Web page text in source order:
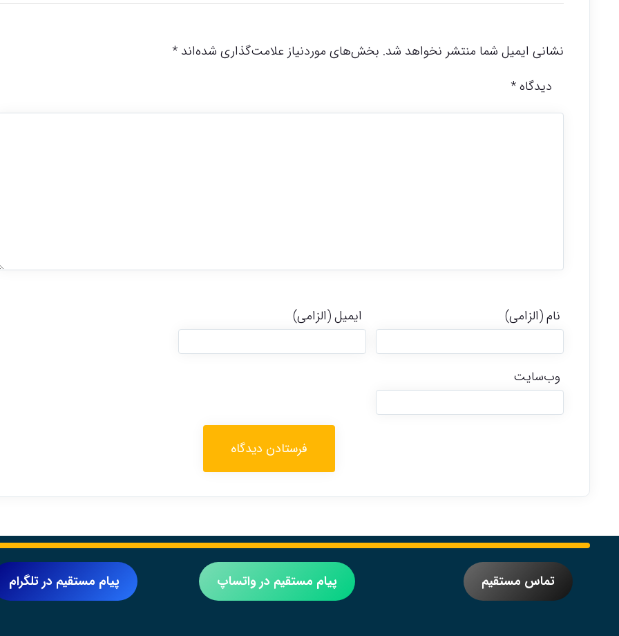
نشانی ایمیل شما منتشر نخواهد شد. بخش‌های موردنیاز علامت‌گذاری شده‌اند*
دیدگاه*
نام (الزامی) ایمیل (الزامی)
وب‌سایت
تماس مستقیم پیام مستقیم در واتساپ پیام مستقیم در تلگرام